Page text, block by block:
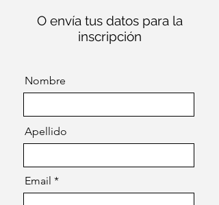
O envía tus datos para la
inscripción
Nombre
Apellido
Email